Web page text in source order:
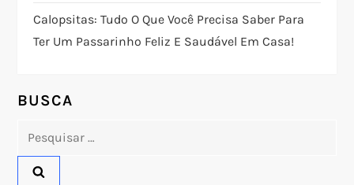
d
e
P
o
s
Calopsitas: Tudo O Que Você Precisa Saber Para
Ter Um Passarinho Feliz E Saudável Em Casa!
BUSCA